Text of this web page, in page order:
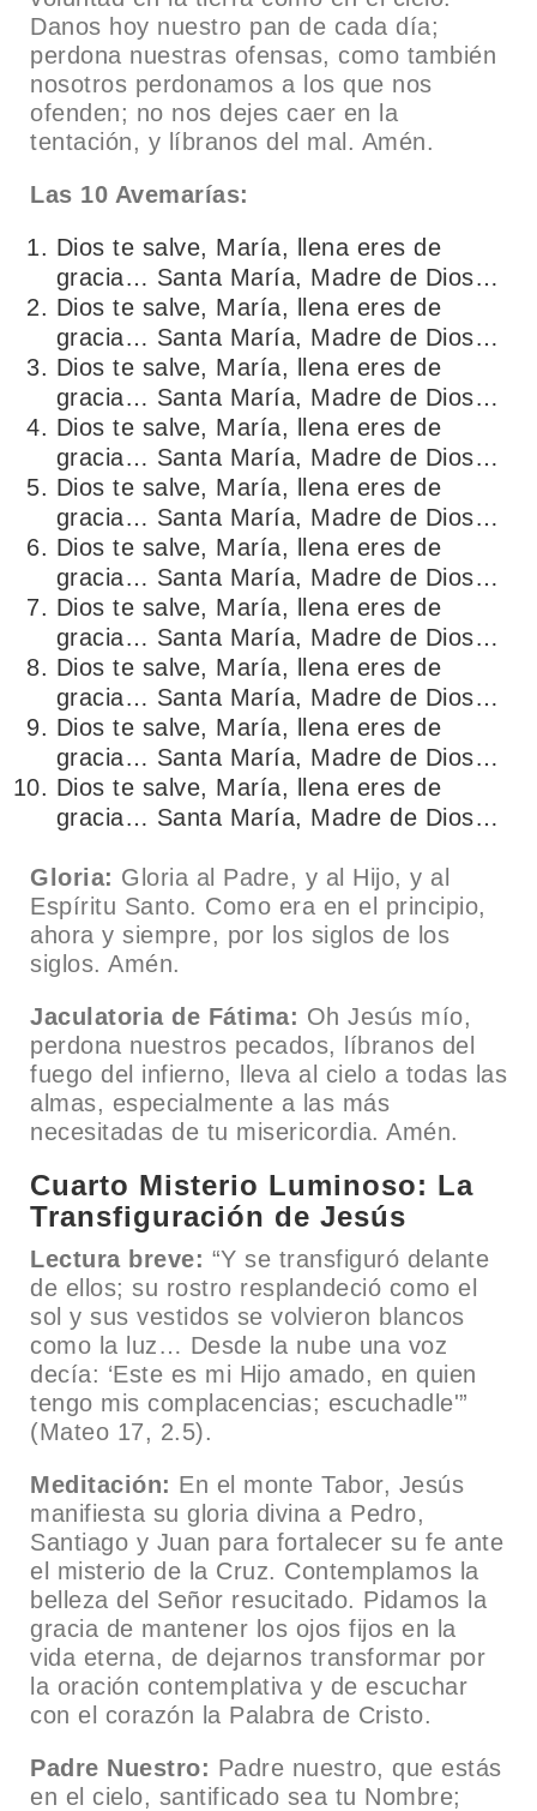
Danos hoy nuestro pan de cada día;
perdona nuestras ofensas, como también
nosotros perdonamos a los que nos
ofenden; no nos dejes caer en la
tentación, y líbranos del mal. Amén.
Las 10 Avemarías:
Dios te salve, María, llena eres de
gracia… Santa María, Madre de Dios…
Dios te salve, María, llena eres de
gracia… Santa María, Madre de Dios…
Dios te salve, María, llena eres de
gracia… Santa María, Madre de Dios…
Dios te salve, María, llena eres de
gracia… Santa María, Madre de Dios…
Dios te salve, María, llena eres de
gracia… Santa María, Madre de Dios…
Dios te salve, María, llena eres de
gracia… Santa María, Madre de Dios…
Dios te salve, María, llena eres de
gracia… Santa María, Madre de Dios…
Dios te salve, María, llena eres de
gracia… Santa María, Madre de Dios…
Dios te salve, María, llena eres de
gracia… Santa María, Madre de Dios…
Dios te salve, María, llena eres de
gracia… Santa María, Madre de Dios…
Gloria: Gloria al Padre, y al Hijo, y al
Espíritu Santo. Como era en el principio,
ahora y siempre, por los siglos de los
siglos. Amén.
Jaculatoria de Fátima: Oh Jesús mío,
perdona nuestros pecados, líbranos del
fuego del infierno, lleva al cielo a todas las
almas, especialmente a las más
necesitadas de tu misericordia. Amén.
Cuarto Misterio Luminoso: La
Transfiguración de Jesús
Lectura breve: “Y se transfiguró delante
de ellos; su rostro resplandeció como el
sol y sus vestidos se volvieron blancos
como la luz… Desde la nube una voz
decía: ‘Este es mi Hijo amado, en quien
tengo mis complacencias; escuchadle'”
(Mateo 17, 2.5).
Meditación: En el monte Tabor, Jesús
manifiesta su gloria divina a Pedro,
Santiago y Juan para fortalecer su fe ante
el misterio de la Cruz. Contemplamos la
belleza del Señor resucitado. Pidamos la
gracia de mantener los ojos fijos en la
vida eterna, de dejarnos transformar por
la oración contemplativa y de escuchar
con el corazón la Palabra de Cristo.
Padre Nuestro: Padre nuestro, que estás
en el cielo, santificado sea tu Nombre;